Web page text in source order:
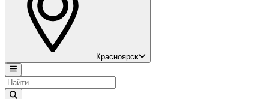
Красноярск